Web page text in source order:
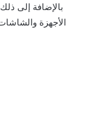
بالإضافة إلى
الأجهزة